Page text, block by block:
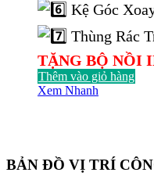
Kệ Góc
Thùng Rác
TẶNG BỘ NỒI
Thêm vào giỏ hàng
Xem Nhanh
BẢN ĐỒ VỊ TRÍ